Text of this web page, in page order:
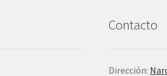
Contacto
Dirección: